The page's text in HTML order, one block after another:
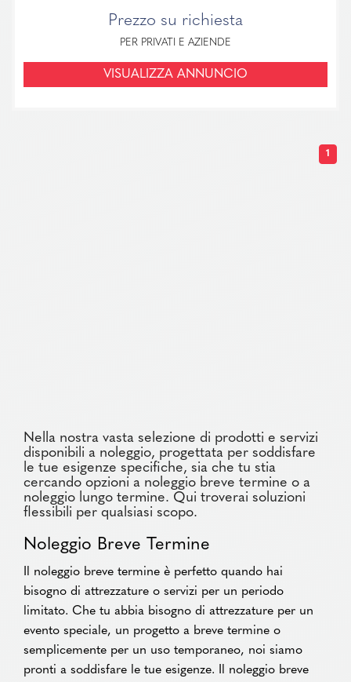
Prezzo su richiesta
PER PRIVATI E AZIENDE
VISUALIZZA ANNUNCIO
1
Nella nostra vasta selezione di prodotti e servizi
disponibili a noleggio, progettata per soddisfare
le tue esigenze specifiche, sia che tu stia
cercando opzioni a noleggio breve termine o a
noleggio lungo termine. Qui troverai soluzioni
flessibili per qualsiasi scopo.
Noleggio Breve Termine
Il noleggio breve termine è perfetto quando hai
bisogno di attrezzature o servizi per un periodo
limitato. Che tu abbia bisogno di attrezzature per un
evento speciale, un progetto a breve termine o
semplicemente per un uso temporaneo, noi siamo
pronti a soddisfare le tue esigenze. Il noleggio breve